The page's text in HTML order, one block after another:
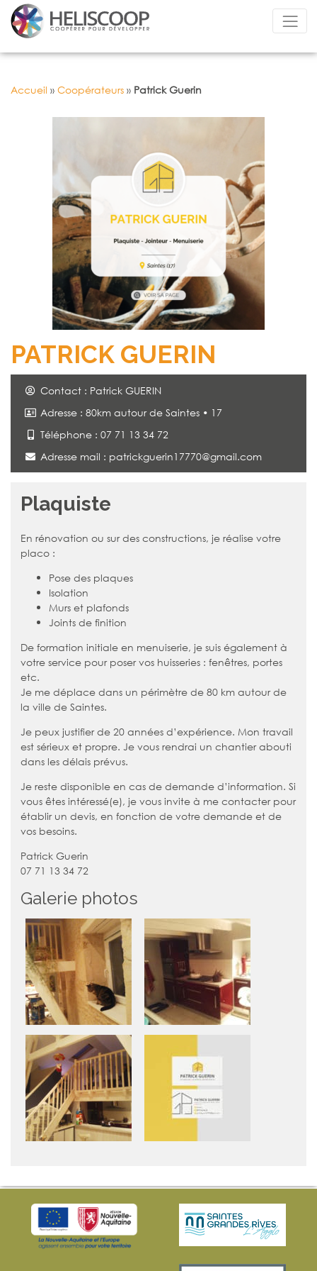
Accueil » Coopérateurs » Patrick Guerin
PATRICK GUERIN
Contact : Patrick GUERIN
Adresse : 80km autour de Saintes • 17
Téléphone : 07 71 13 34 72
Adresse mail : patrickguerin17770@gmail.com
Plaquiste
En rénovation ou sur des constructions, je réalise votre
placo :
Pose des plaques
Isolation
Murs et plafonds
Joints de finition
De formation initiale en menuiserie, je suis également à
votre service pour poser vos huisseries : fenêtres, portes
etc.
Je me déplace dans un périmètre de 80 km autour de
la ville de Saintes.
Je peux justifier de 20 années d’expérience. Mon travail
est sérieux et propre. Je vous rendrai un chantier abouti
dans les délais prévus.
Je reste disponible en cas de demande d’information. Si
vous êtes intéressé(e), je vous invite à me contacter pour
établir un devis, en fonction de votre demande et de
vos besoins.
Patrick Guerin
07 71 13 34 72
Galerie photos